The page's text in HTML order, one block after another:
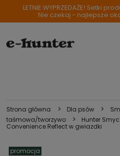
LETNIE WYPRZEDAŻE! Setki
Nie czekaj - najlepsze
Strona główna > Dla psów >
taśmowa/tworzywo
>
Hunter
Convenience Reflect w gwiazdki
promocja